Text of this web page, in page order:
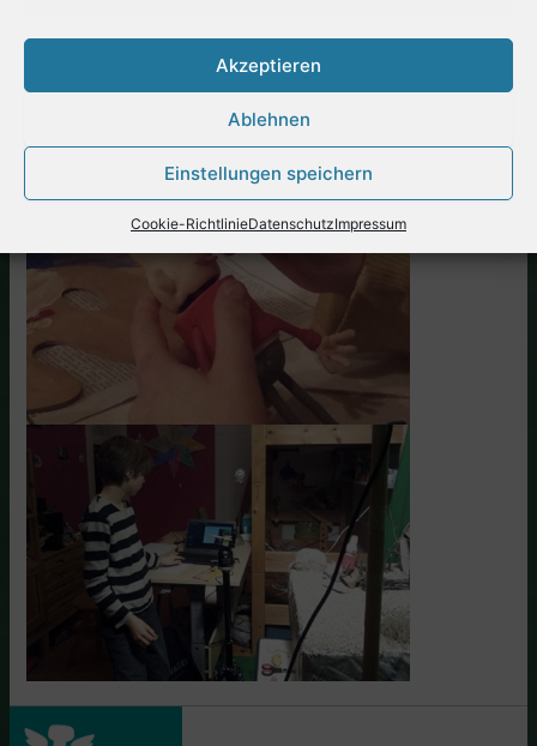
Akzeptieren
Ablehnen
Einstellungen speichern
Cookie-RichtlinieDatenschutzImpressum